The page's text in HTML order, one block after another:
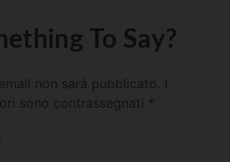
To Say?
non sarà pubblicato.
sono contrassegnati *